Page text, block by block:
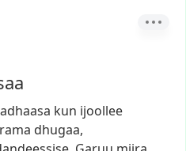
kun ijoollee
dhugaa,